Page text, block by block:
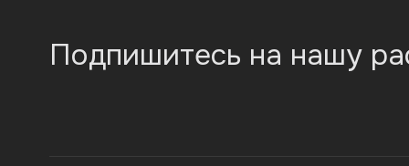
Подпишитесь на нашу